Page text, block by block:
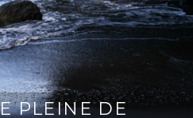
PLEINE DE